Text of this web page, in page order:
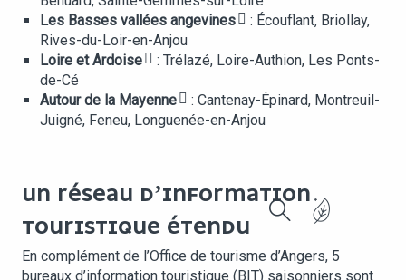
Les Basses vallées angevines
: Écouflant, Briollay,
Rives-du-Loir-en-Anjou
Loire et Ardoise
: Trélazé, Loire-Authion, Les Ponts-
de-Cé
Autour de la Mayenne
: Cantenay-Épinard, Montreuil-
Juigné, Feneu, Longuenée-en-Anjou
UN RÉSEAU D’INFORMATION
TOURISTIQUE ÉTENDU
En complément de l’Office de tourisme d’Angers, 5
bureaux d’information touristique (BIT) saisonniers sont